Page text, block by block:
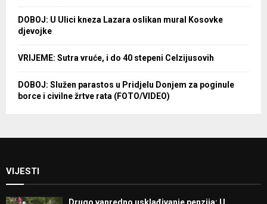
DOBOJ: U Ulici kneza Lazara oslikan mural Kosovke
djevojke
VRIJEME: Sutra vruće, i do 40 stepeni Celzijusovih
DOBOJ: Služen parastos u Pridjelu Donjem za poginule
borce i civilne žrtve rata (FOTO/VIDEO)
VIJESTI